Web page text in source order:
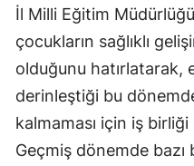
İl Milli Eğitim
çocukların sağlıklı
olduğunu hatırlatarak,
derinleştiği bu
kalmaması için iş birliği
Geçmiş dönemde